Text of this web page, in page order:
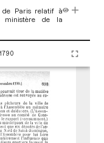
de Paris relatif à
ministère de la